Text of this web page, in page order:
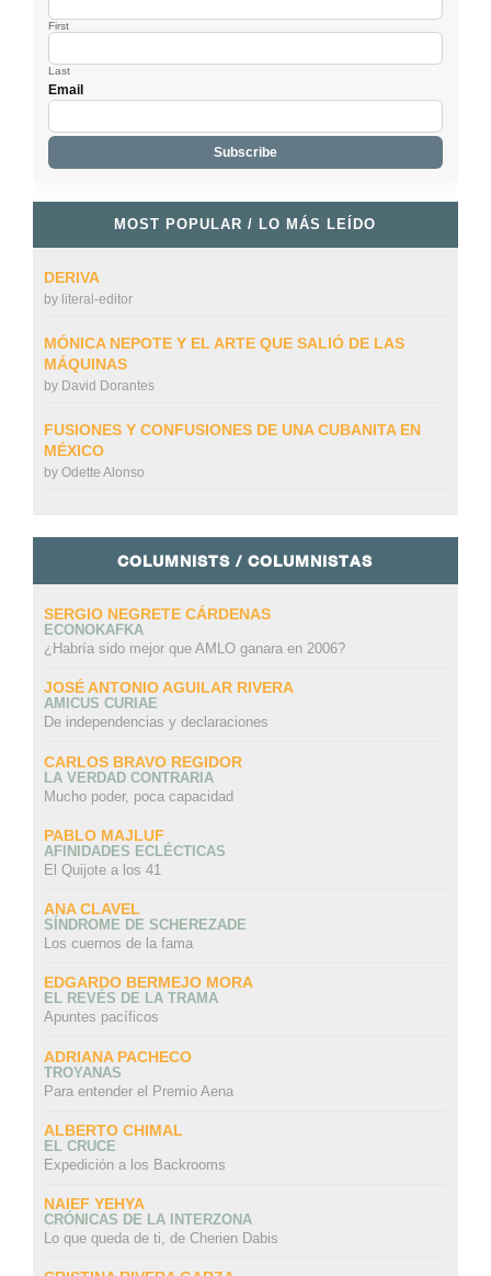
First
Last
Email
MOST POPULAR / LO MÁS LEÍDO
DERIVA
by literal-editor
MÓNICA NEPOTE Y EL ARTE QUE SALIÓ DE LAS
MÁQUINAS
by David Dorantes
FUSIONES Y CONFUSIONES DE UNA CUBANITA EN
MÉXICO
by Odette Alonso
COLUMNISTS / COLUMNISTAS
SERGIO NEGRETE CÁRDENAS
ECONOKAFKA
¿Habría sido mejor que AMLO ganara en 2006?
JOSÉ ANTONIO AGUILAR RIVERA
AMICUS CURIAE
De independencias y declaraciones
CARLOS BRAVO REGIDOR
LA VERDAD CONTRARIA
Mucho poder, poca capacidad
PABLO MAJLUF
AFINIDADES ECLÉCTICAS
El Quijote a los 41
ANA CLAVEL
SÍNDROME DE SCHEREZADE
Los cuernos de la fama
EDGARDO BERMEJO MORA
EL REVÉS DE LA TRAMA
Apuntes pacíficos
ADRIANA PACHECO
TROYANAS
Para entender el Premio Aena
ALBERTO CHIMAL
EL CRUCE
Expedición a los Backrooms
NAIEF YEHYA
CRÓNICAS DE LA INTERZONA
Lo que queda de ti, de Cherien Dabis